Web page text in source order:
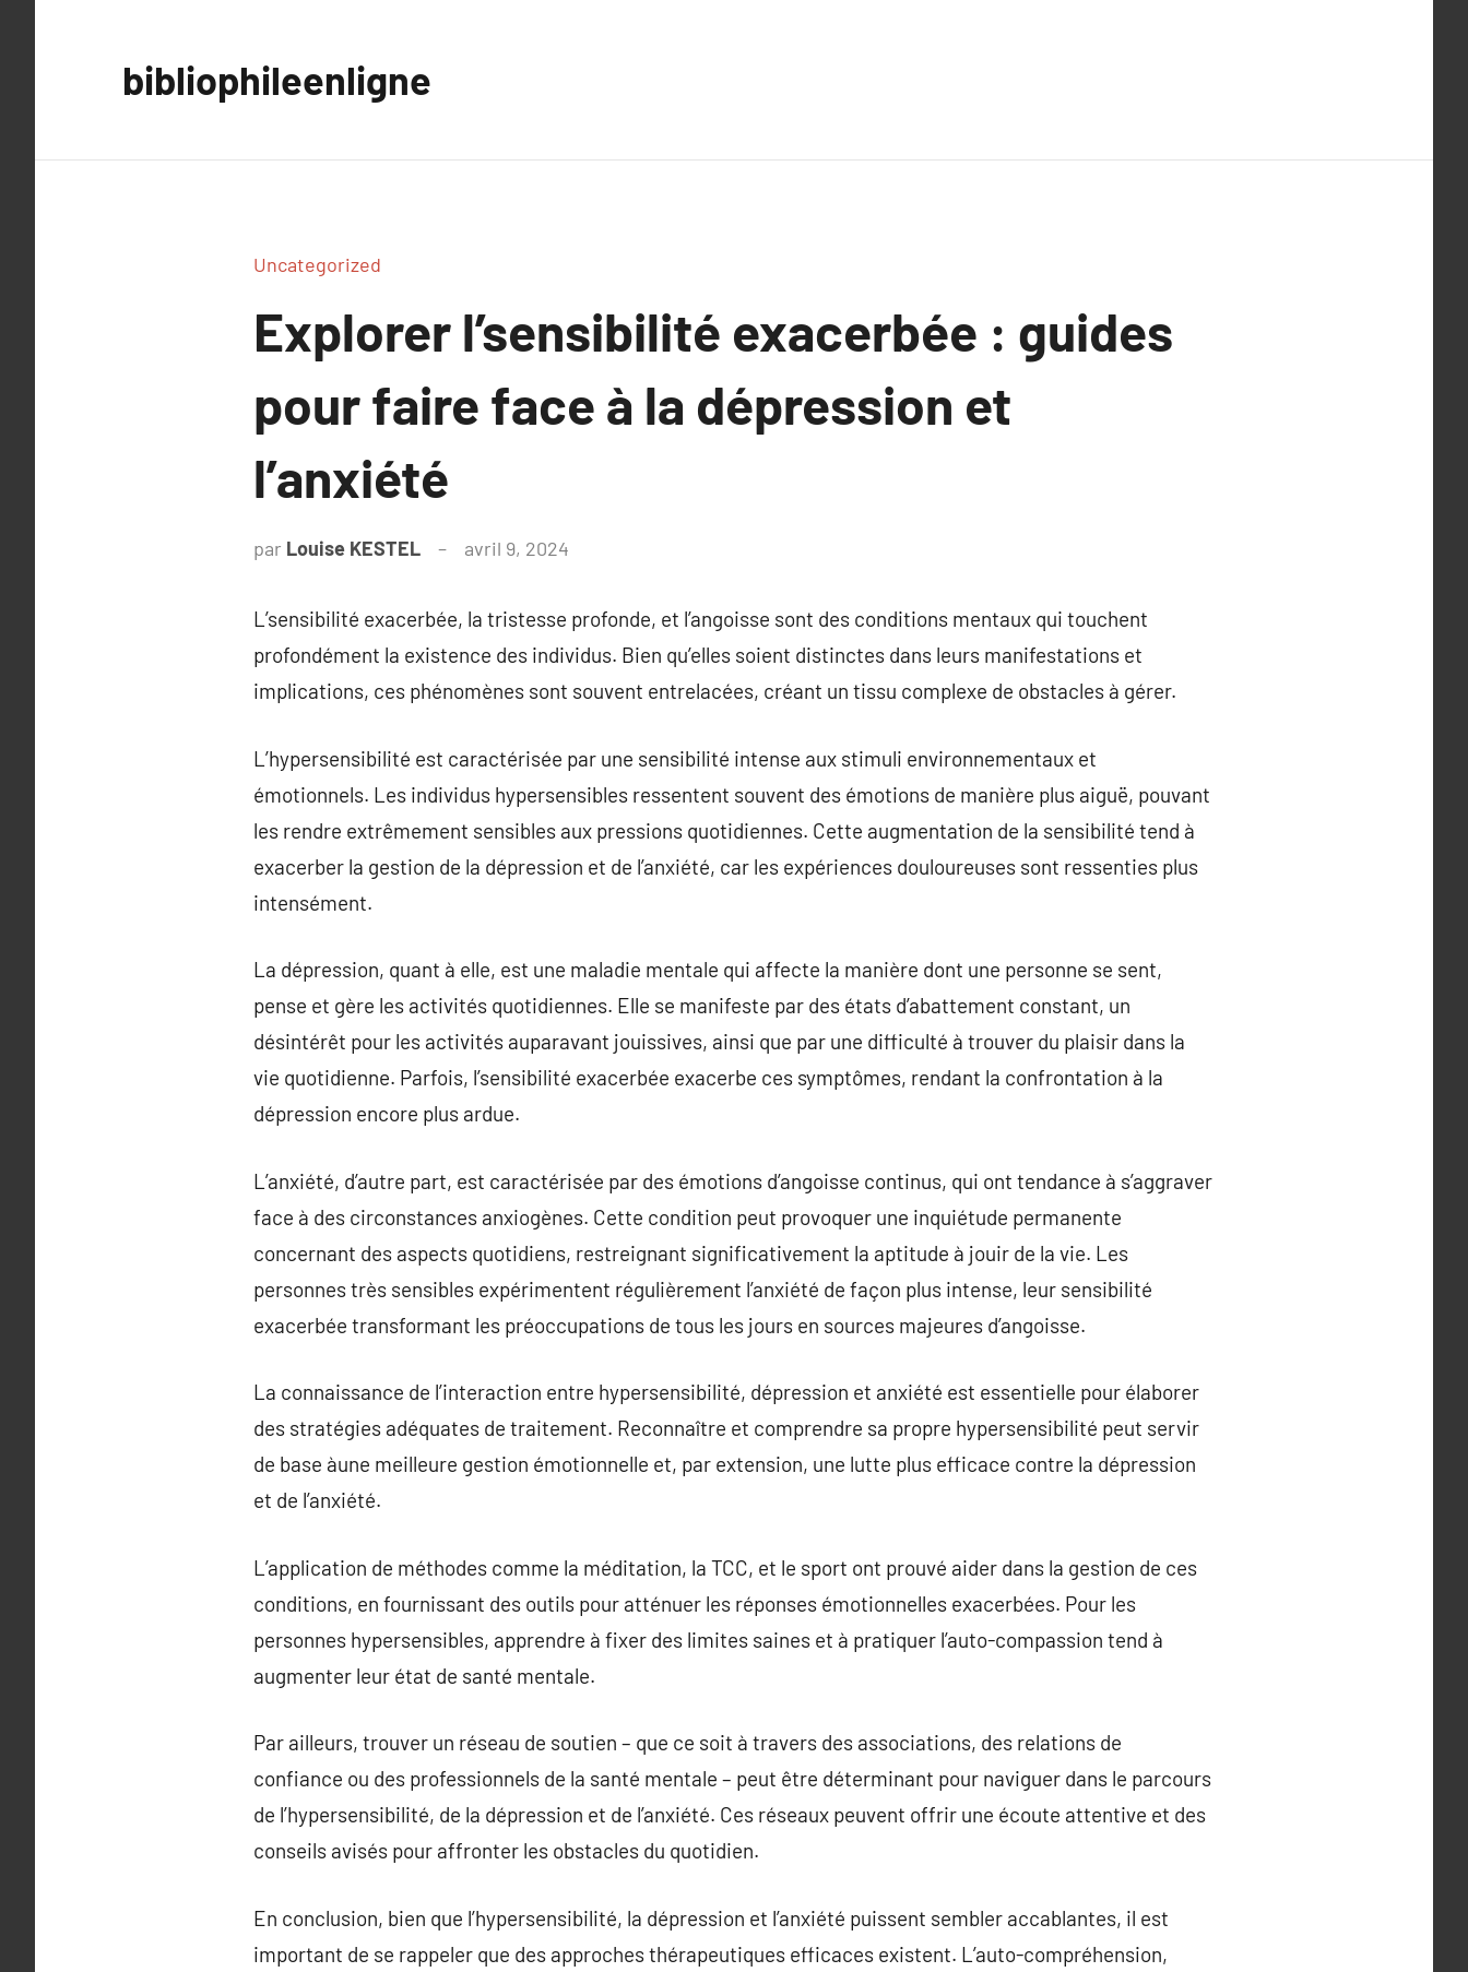
bibliophileenligne
Uncategorized
Explorer l’sensibilité exacerbée : guides
pour faire face à la dépression et
l’anxiété
par Louise KESTEL avril 9, 2024
L’sensibilité exacerbée, la tristesse profonde, et l’angoisse sont des conditions mentaux qui touchent
profondément la existence des individus. Bien qu’elles soient distinctes dans leurs manifestations et
implications, ces phénomènes sont souvent entrelacées, créant un tissu complexe de obstacles à gérer.
L’hypersensibilité est caractérisée par une sensibilité intense aux stimuli environnementaux et
émotionnels. Les individus hypersensibles ressentent souvent des émotions de manière plus aiguë, pouvant
les rendre extrêmement sensibles aux pressions quotidiennes. Cette augmentation de la sensibilité tend à
exacerber la gestion de la dépression et de l’anxiété, car les expériences douloureuses sont ressenties plus
intensément.
La dépression, quant à elle, est une maladie mentale qui affecte la manière dont une personne se sent,
pense et gère les activités quotidiennes. Elle se manifeste par des états d’abattement constant, un
désintérêt pour les activités auparavant jouissives, ainsi que par une difficulté à trouver du plaisir dans la
vie quotidienne. Parfois, l’sensibilité exacerbée exacerbe ces symptômes, rendant la confrontation à la
dépression encore plus ardue.
L’anxiété, d’autre part, est caractérisée par des émotions d’angoisse continus, qui ont tendance à s’aggraver
face à des circonstances anxiogènes. Cette condition peut provoquer une inquiétude permanente
concernant des aspects quotidiens, restreignant significativement la aptitude à jouir de la vie. Les
personnes très sensibles expérimentent régulièrement l’anxiété de façon plus intense, leur sensibilité
exacerbée transformant les préoccupations de tous les jours en sources majeures d’angoisse.
La connaissance de l’interaction entre hypersensibilité, dépression et anxiété est essentielle pour élaborer
des stratégies adéquates de traitement. Reconnaître et comprendre sa propre hypersensibilité peut servir
de base àune meilleure gestion émotionnelle et, par extension, une lutte plus efficace contre la dépression
et de l’anxiété.
L’application de méthodes comme la méditation, la TCC, et le sport ont prouvé aider dans la gestion de ces
conditions, en fournissant des outils pour atténuer les réponses émotionnelles exacerbées. Pour les
personnes hypersensibles, apprendre à fixer des limites saines et à pratiquer l’auto-compassion tend à
augmenter leur état de santé mentale.
Par ailleurs, trouver un réseau de soutien – que ce soit à travers des associations, des relations de
confiance ou des professionnels de la santé mentale – peut être déterminant pour naviguer dans le parcours
de l’hypersensibilité, de la dépression et de l’anxiété. Ces réseaux peuvent offrir une écoute attentive et des
conseils avisés pour affronter les obstacles du quotidien.
En conclusion, bien que l’hypersensibilité, la dépression et l’anxiété puissent sembler accablantes, il est
important de se rappeler que des approches thérapeutiques efficaces existent. L’auto-compréhension,